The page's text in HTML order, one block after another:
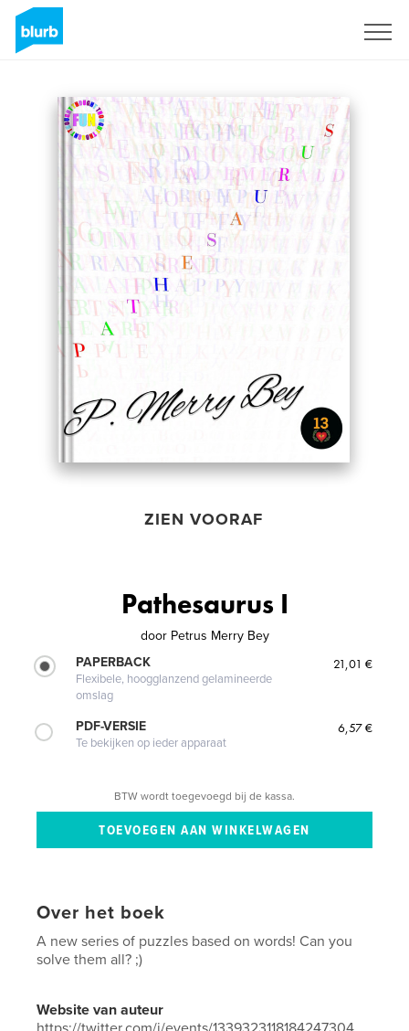
ZIEN VOORAF
Pathesaurus I
door Petrus Merry Bey
PAPERBACK
Flexibele, hoogglanzend gelamineerde
omslag
21,01 €
PDF-VERSIE
Te bekijken op ieder apparaat
6,57 €
BTW wordt toegevoegd bij de kassa.
Over het boek
A new series of puzzles based on words! Can you
solve them all? ;)
Website van auteur